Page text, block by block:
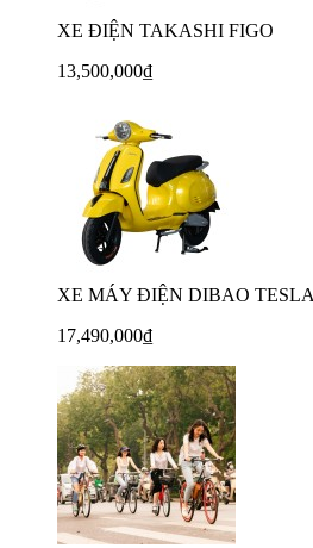
XE ĐIỆN TAKASHI FIGO
13,500,000₫
XE MÁY ĐIỆN DIBAO
17,490,000₫